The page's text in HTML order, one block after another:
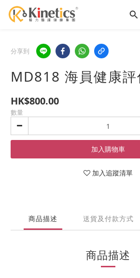
分享到
MD818 海員健康評
HK$800.00
數量
加入購物車
加入追蹤清單
商品描述 送貨及付款方式
商品描述